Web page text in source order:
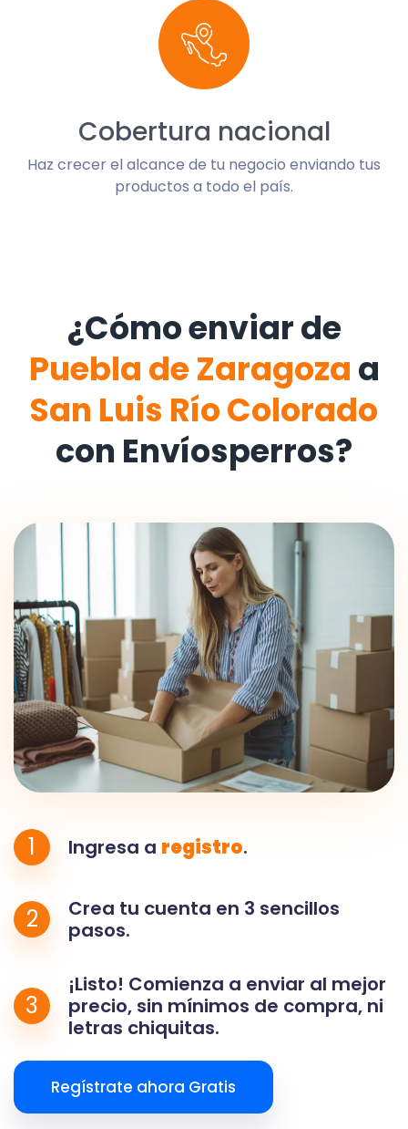
Cobertura nacional
Haz crecer el alcance de tu negocio enviando tus
productos a todo el país.
¿Cómo enviar de
Puebla de Zaragoza a
San Luis Río Colorado
con Envíosperros?
1 Ingresa a registro.
2
Crea tu cuenta en 3 sencillos
pasos.
3
¡Listo! Comienza a enviar al mejor
precio, sin mínimos de compra, ni
letras chiquitas.
Regístrate ahora Gratis